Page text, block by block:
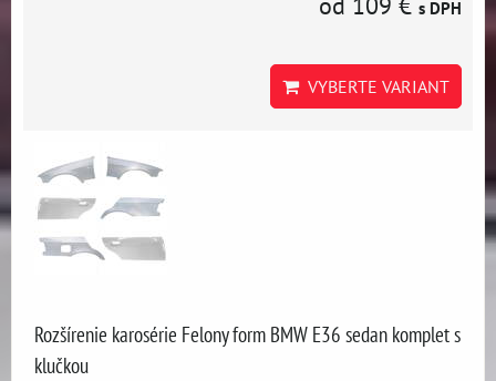
s DPH
VYBERTE VARIANT
Rozšírenie karosérie Felony form BMW E36 sedan komplet s
klučkou